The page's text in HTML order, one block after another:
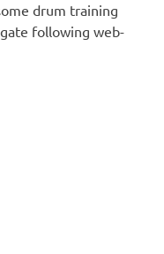
drum training
following web-